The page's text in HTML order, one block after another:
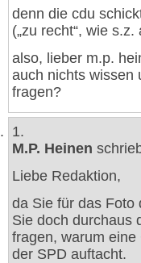
denn die cdu
(„zu recht“, wie
also, lieber m.p.
auch nichts wissen
fragen?
1.
M.P. Heinen
Liebe Redaktion,
da Sie für das Foto
Sie doch durchaus
fragen, warum eine
der SPD auftacht.